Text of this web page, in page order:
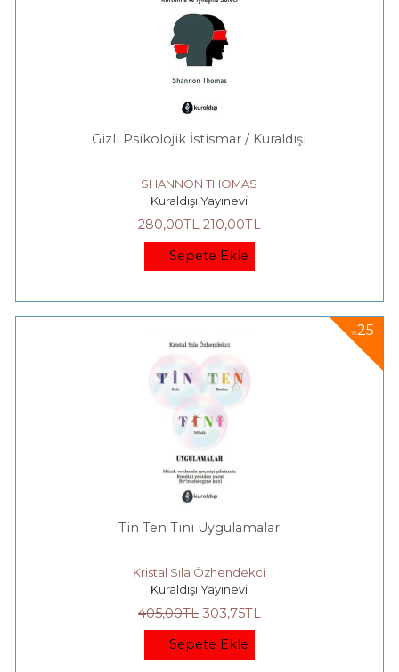
Gizli Psikolojik İstismar / Kuraldışı
SHANNON THOMAS
Kuraldışı Yayınevi
280,00TL 210,00TL
Sepete Ekle
%25
Tin Ten Tını Uygulamalar
Kristal Sıla Özhendekci
Kuraldışı Yayınevi
405,00TL 303,75TL
Sepete Ekle